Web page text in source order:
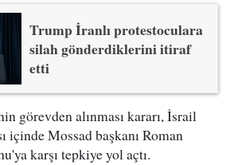
Trump İranlı protestoculara
silah gönderdiklerini itiraf
etti
görevden alınması kararı, İsrail
içinde Mossad başkanı Roman
karşı tepkiye yol açtı.